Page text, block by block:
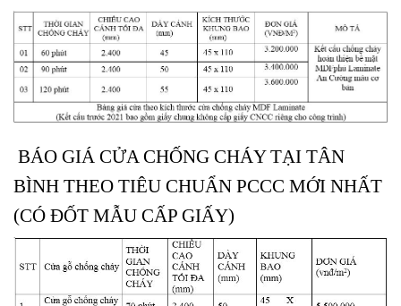
BÁO GIÁ CỬA CHỐNG CHÁY TẠI TÂN
BÌNH THEO TIÊU CHUẨN PCCC MỚI NHẤT
(CÓ ĐỐT MẪU CẤP GIẤY)